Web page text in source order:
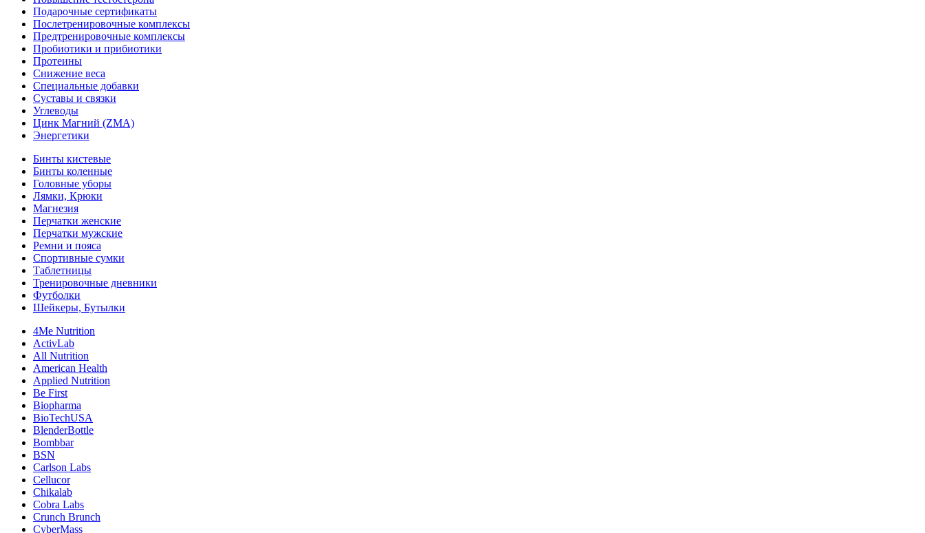
Подарочные сертификаты
Послетренировочные комплексы
Предтренировочные комплексы
Пробиотики и прибиотики
Протеины
Снижение веса
Специальные добавки
Суставы и связки
Углеводы
Цинк Магний (ZMA)
Энергетики
Бинты кистевые
Бинты коленные
Головные уборы
Лямки, Крюки
Магнезия
Перчатки женские
Перчатки мужские
Ремни и пояса
Спортивные сумки
Таблетницы
Тренировочные дневники
Футболки
Шейкеры, Бутылки
4Me Nutrition
ActivLab
All Nutrition
American Health
Applied Nutrition
Be First
Biopharma
BioTechUSA
BlenderBottle
Bombbar
BSN
Carlson Labs
Cellucor
Chikalab
Cobra Labs
Crunch Brunch
CyberMass